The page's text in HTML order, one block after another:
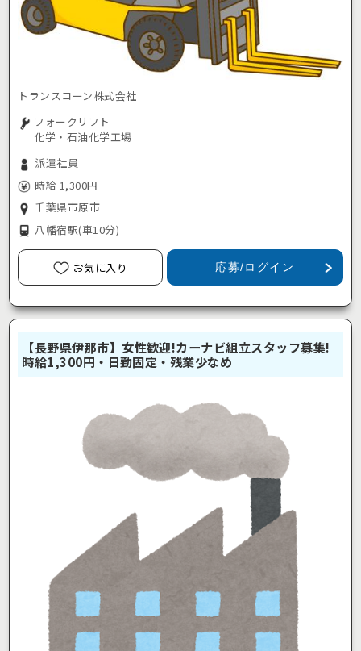
トランスコーン株式会社
フォークリフト
化学・石油化学工場
派遣社員
時給 1,300円
千葉県市原市
八幡宿駅(車10分)
お気に入り 応募/ログイン
【長野県伊那市】女性歓迎!カーナビ組立スタッフ募集!
時給1,300円・日勤固定・残業少なめ